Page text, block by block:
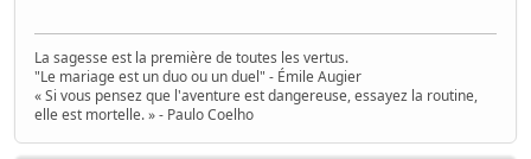
La sagesse est la première de toutes les vertus.
"Le mariage est un duo ou un duel" - Émile Augier
« Si vous pensez que l'aventure est dangereuse, essayez la routine,
elle est mortelle. » - Paulo Coelho